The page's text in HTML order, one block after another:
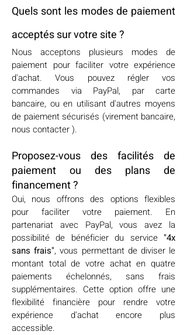
Quels sont les modes de paiement
acceptés sur votre site ?
Nous acceptons plusieurs modes de
paiement pour faciliter votre expérience
d'achat. Vous pouvez régler vos
commandes via PayPal, par carte
bancaire, ou en utilisant d'autres moyens
de paiement sécurisés (virement bancaire,
nous contacter ).
Proposez-vous des facilités de
paiement ou des plans de
financement ?
Oui, nous offrons des options flexibles
pour faciliter votre paiement. En
partenariat avec PayPal, vous avez la
possibilité de bénéficier du service "4x
sans frais", vous permettant de diviser le
montant total de votre achat en quatre
paiements échelonnés, sans frais
supplémentaires. Cette option offre une
flexibilité financière pour rendre votre
expérience d'achat encore plus
accessible.